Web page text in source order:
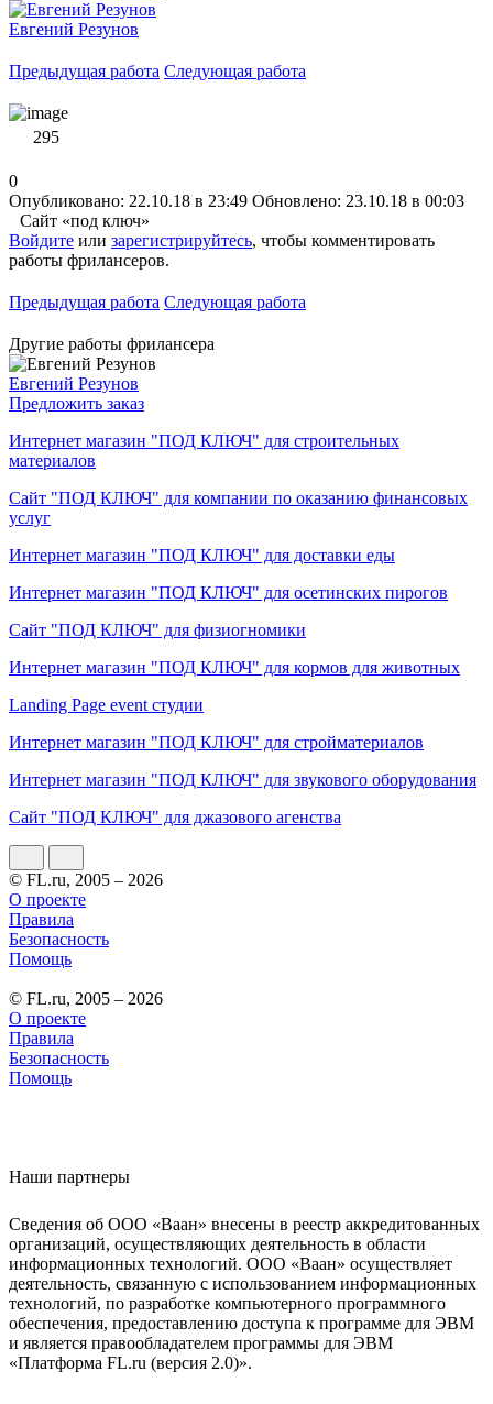
Евгений Резунов
Предыдущая работа Следующая работа
295
0
Опубликовано: 22.10.18 в 23:49 Обновлено: 23.10.18 в 00:03
Сайт «под ключ»
Войдите или зарегистрируйтесь, чтобы комментировать
работы фрилансеров.
Предыдущая работа Следующая работа
Другие работы фрилансера
Евгений Резунов
Предложить заказ
Интернет магазин "ПОД КЛЮЧ" для строительных
материалов
Сайт "ПОД КЛЮЧ" для компании по оказанию финансовых
услуг
Интернет магазин "ПОД КЛЮЧ" для доставки еды
Интернет магазин "ПОД КЛЮЧ" для осетинских пирогов
Сайт "ПОД КЛЮЧ" для физиогномики
Интернет магазин "ПОД КЛЮЧ" для кормов для животных
Landing Page event студии
Интернет магазин "ПОД КЛЮЧ" для стройматериалов
Интернет магазин "ПОД КЛЮЧ" для звукового оборудования
Сайт "ПОД КЛЮЧ" для джазового агенства
© FL.ru, 2005 – 2026
О проекте
Правила
Безопасность
Помощь
© FL.ru, 2005 – 2026
О проекте
Правила
Безопасность
Помощь
Наши партнеры
Сведения об ООО «Ваан» внесены в реестр аккредитованных
организаций, осуществляющих деятельность в области
информационных технологий. ООО «Ваан» осуществляет
деятельность, связанную с использованием информационных
технологий, по разработке компьютерного программного
обеспечения, предоставлению доступа к программе для ЭВМ
и является правообладателем программы для ЭВМ
«Платформа FL.ru (версия 2.0)».